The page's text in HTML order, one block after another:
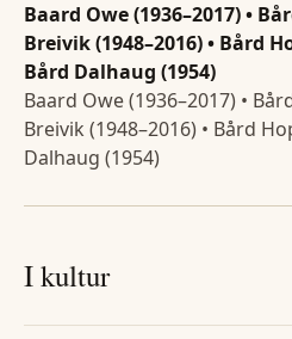
Baard Owe (1936–2017) •
Breivik (1948–2016) • Bård
Bård Dalhaug (1954)
Baard Owe (1936–2017) •
Breivik (1948–2016) • Bård
Dalhaug (1954)
I kultur